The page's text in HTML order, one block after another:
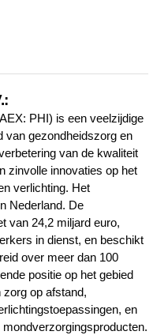
PHI) is een veelzijdige
van gezondheidszorg en
van de kwaliteit
zinvolle innovaties op het
verlichting. Het
Nederland. De
van 24,2 miljard euro,
in dienst, en beschikt
over meer dan 100
positie op het gebied
op afstand,
en